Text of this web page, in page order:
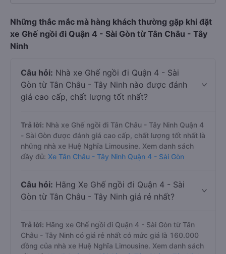
Những thắc mắc mà hàng khách thường gặp khi đặt
xe Ghế ngồi đi Quận 4 - Sài Gòn từ Tân Châu - Tây
Ninh
Câu hỏi: Nhà xe Ghế ngồi đi Quận 4 - Sài
Gòn từ Tân Châu - Tây Ninh nào được đánh
giá cao cấp, chất lượng tốt nhất?
Trả lời: Nhà xe Ghế ngồi đi Tân Châu - Tây Ninh Quận 4
- Sài Gòn được đánh giá cao cấp, chất lượng tốt nhất là
những nhà xe Huệ Nghĩa Limousine. Xem danh sách
đầy đủ: Xe Tân Châu - Tây Ninh Quận 4 - Sài Gòn
Câu hỏi: Hãng Xe Ghế ngồi đi Quận 4 - Sài
Gòn từ Tân Châu - Tây Ninh giá rẻ nhất?
Trả lời: Hãng xe Ghế ngồi đi Quận 4 - Sài Gòn từ Tân
Châu - Tây Ninh có giá rẻ nhất có mức giá là 160.000
đồng của nhà xe Huệ Nghĩa Limousine. Xem danh sách